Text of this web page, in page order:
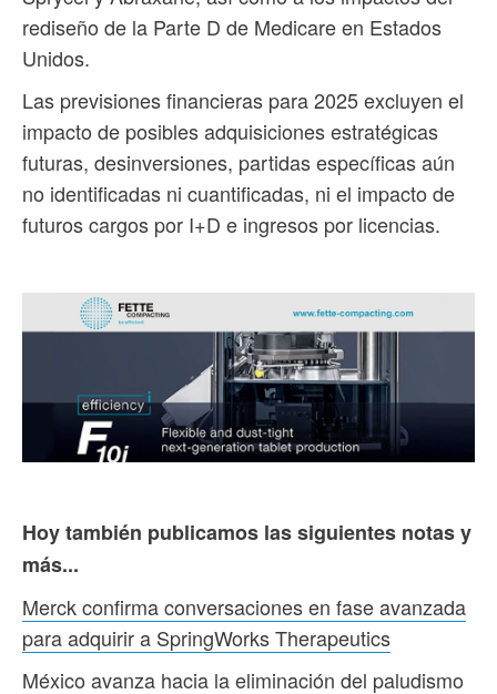
rediseño de la Parte D de Medicare en Estados
Unidos.
Las previsiones financieras para 2025 excluyen el
impacto de posibles adquisiciones estratégicas
futuras, desinversiones, partidas específicas aún
no identificadas ni cuantificadas, ni el impacto de
futuros cargos por I+D e ingresos por licencias.
Hoy también publicamos las siguientes notas y
más...
Merck confirma conversaciones en fase avanzada
para adquirir a SpringWorks Therapeutics
México avanza hacia la eliminación del paludismo